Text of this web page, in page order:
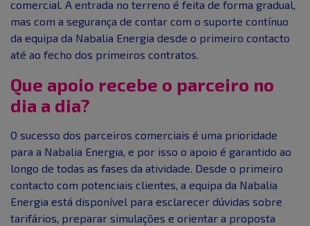
comercial. A entrada no terreno é feita de forma gradual,
mas com a segurança de contar com o suporte contínuo
da equipa da Nabalia Energia desde o primeiro contacto
até ao fecho dos primeiros contratos.
Que apoio recebe o parceiro no
dia a dia?
O sucesso dos parceiros comerciais é uma prioridade
para a Nabalia Energia, e por isso o apoio é garantido ao
longo de todas as fases da atividade. Desde o primeiro
contacto com potenciais clientes, a equipa da Nabalia
Energia está disponível para esclarecer dúvidas sobre
tarifários, preparar simulações e orientar a proposta